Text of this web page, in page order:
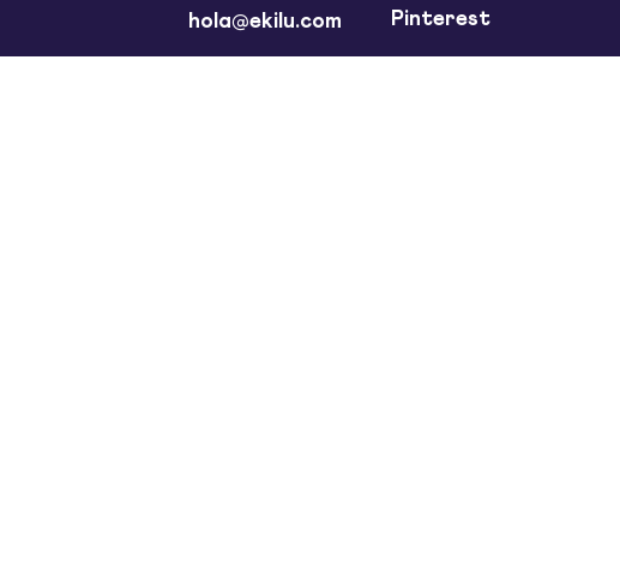
hola@ekilu.com Pinterest